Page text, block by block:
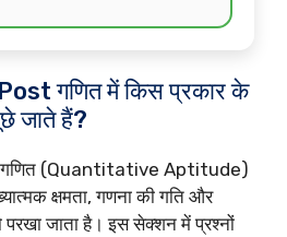
गणित में किस प्रकार के
जाते हैं?
(Quantitative Aptitude)
क्षमता, गणना की गति और
जाता है। इस सेक्शन में प्रश्नों